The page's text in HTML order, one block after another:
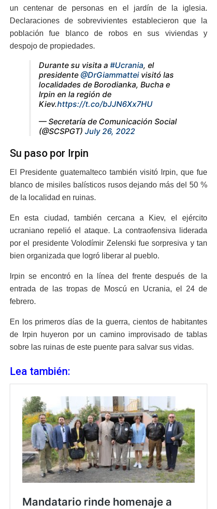
un centenar de personas en el jardín de la iglesia.
Declaraciones de sobrevivientes establecieron que la
población fue blanco de robos en sus viviendas y
despojo de propiedades.
Durante su visita a #Ucrania, el
presidente @DrGiammattei visitó las
localidades de Borodianka, Bucha e
Irpin en la región de
Kiev.https://t.co/bJJN6Xx7HU
— Secretaría de Comunicación Social
(@SCSPGT) July 26, 2022
Su paso por Irpin
El Presidente guatemalteco también visitó Irpin, que fue
blanco de misiles balísticos rusos dejando más del 50 %
de la localidad en ruinas.
En esta ciudad, también cercana a Kiev, el ejército
ucraniano repelió el ataque. La contraofensiva liderada
por el presidente Volodímir Zelenski fue sorpresiva y tan
bien organizada que logró liberar al pueblo.
Irpin se encontró en la línea del frente después de la
entrada de las tropas de Moscú en Ucrania, el 24 de
febrero.
En los primeros días de la guerra, cientos de habitantes
de Irpin huyeron por un camino improvisado de tablas
sobre las ruinas de este puente para salvar sus vidas.
Lea también: